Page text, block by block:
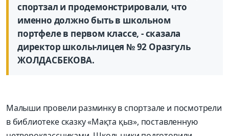
спортзал и продемонстрировали, что
именно должно быть в школьном
портфеле в первом классе, - сказала
директор школы-лицея № 92 Оразгуль
ЖОЛДАСБЕКОВА.
Малыши провели разминку в спортзале и посмотрели
в библиотеке сказку «Мақта қыз», поставленную